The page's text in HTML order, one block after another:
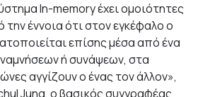
In-memory έχει ομοιότητες
έννοια ότι στον εγκέφαλο ο
επίσης μέσα από ένα
ή συνάψεων, στα
αγγίζουν ο ένας τον άλλον»,
Jung, ο βασικός συγγραφέας